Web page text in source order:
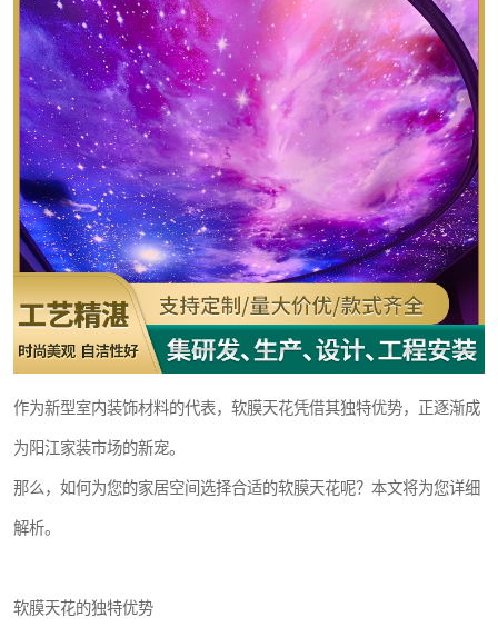
作为新型室内装饰材料的代表，软膜天花凭借其独特优势，正逐渐成
为阳江家装市场的新宠。
那么，如何为您的家居空间选择合适的软膜天花呢？本文将为您详细
解析。
软膜天花的独特优势